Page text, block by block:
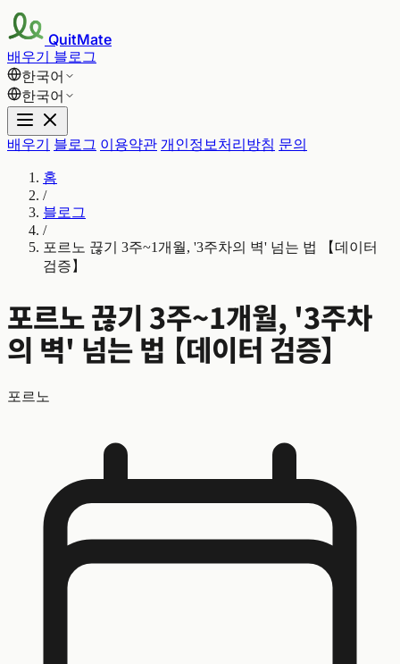
QuitMate
배우기 블로그
한국어
한국어
배우기 블로그 이용약관 개인정보처리방침 문의
홈
/
블로그
/
포르노 끊기 3주~1개월, '3주차의 벽' 넘는 법 【데이터
검증】
포르노 끊기 3주~1개월, '3주차
의 벽' 넘는 법 【데이터 검증】
포르노